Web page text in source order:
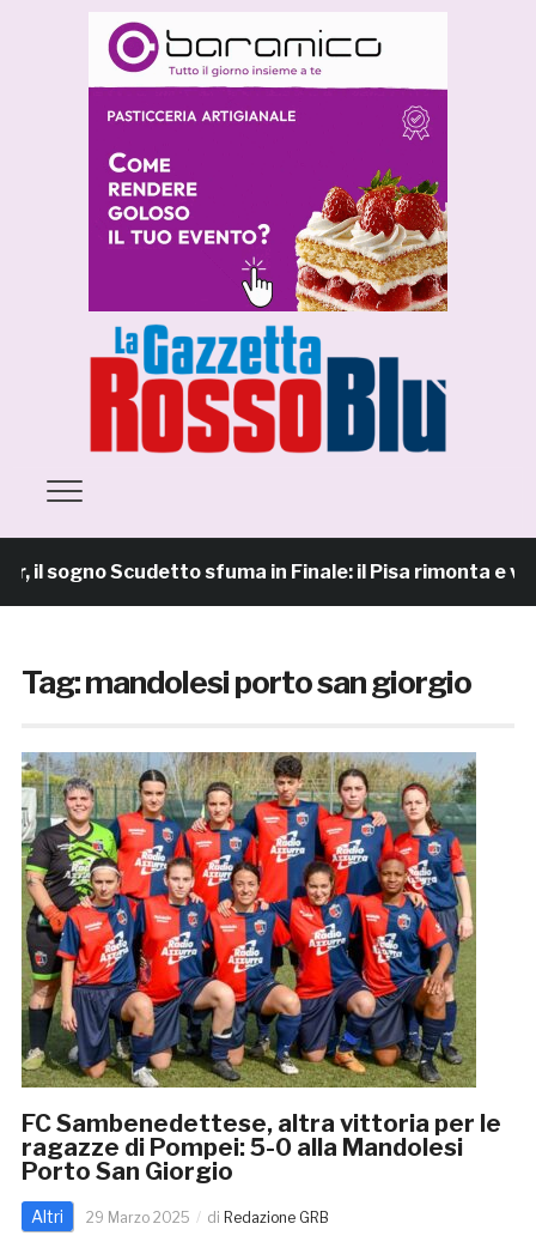
sogno Scudetto sfuma in Finale: il Pisa rimonta e vince
Tag:mandolesi porto san giorgio
FC Sambenedettese, altra vittoria per le
ragazze di Pompei: 5-0 alla Mandolesi
Porto San Giorgio
Altri 29 Marzo 2025 di Redazione GRB